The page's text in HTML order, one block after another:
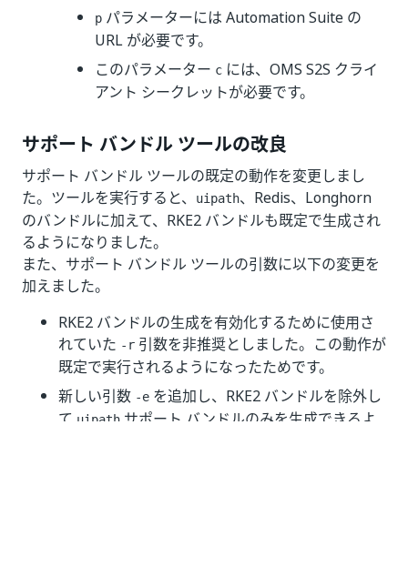
p パラメーターには Automation Suite の
URL が必要です。
このパラメーター c には、OMS S2S クライ
アント シークレットが必要です。
サポート バンドル ツールの改良
サポート バンドル ツールの既定の動作を変更しまし
た。ツールを実行すると、
uipath、Redis、Longhorn
のバンドルに加えて、RKE2 バンドルも既定で生成され
るようになりました。
また、サポート バンドル ツールの引数に以下の変更を
加えました。
RKE2 バンドルの生成を有効化するために使用さ
れていた -r 引数を非推奨としました。この動作が
既定で実行されるようになったためです。
新しい引数 -e を追加し、RKE2 バンドルを除外し
て uipath サポート バンドルのみを生成できるよ